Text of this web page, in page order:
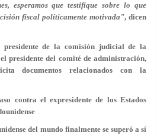
esperamos que testifique sobre lo que
fiscal políticamente motivada", dicen
de la comisión judicial de la
presidente del comité de administración,
documentos relacionados con la
contra el expresidente de los Estados
del mundo finalmente se superó a sí